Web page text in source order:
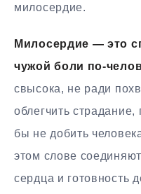
милосердие.
Милосердие — это
чужой боли по-
свысока, не ради
облегчить
бы не добить
этом слове
сердца и готовность